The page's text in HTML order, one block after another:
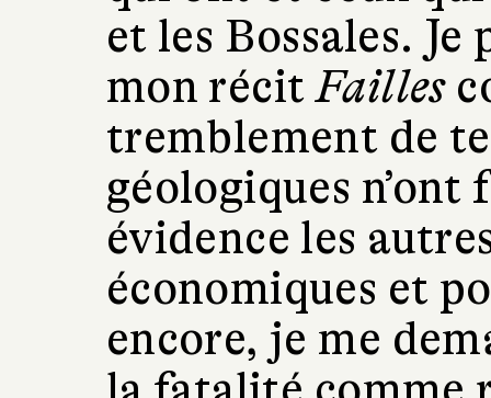
et les Bossales. Je
mon récitFailles
tremblement de
géologiques
évidence les
économiques et
encore, je me